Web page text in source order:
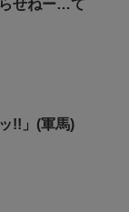
せねー…て
!!」(軍馬)